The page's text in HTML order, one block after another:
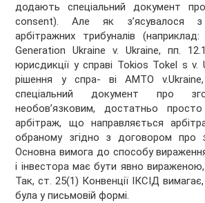
додають спеціальний документ
consent). Але як з’ясувалося
арбітражних трибуналів
Generation Ukraine v. Ukraine, пп.
юрисдикції у справі Tokios Tokel s v.
рішення у спра- ві AMTO
спеціальний документ про
необов’язковим, достатньо
арбітраж, що направляється
обраному згідно з договором про
Основна вимога до способу
і інвестора має бути явно
Так, ст. 25(1) Конвенції ІКСІД
була у письмовій формі.